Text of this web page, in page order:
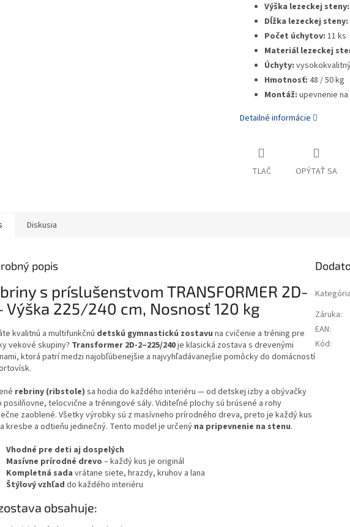
Výška lezeckej steny:
Dĺžka lezeckej steny:
Počet úchytov: 11 ks
Materiál lezeckej
Úchyty:
Hmotnosť: 48 / 50 kg
Montáž: upevnenie
Detailné informácie
TLAČ OPÝTAŤ SA
Diskusia
popis
s príslušenstvom TRANSFORMER 2D-
Výška 225/240 cm, Nosnosť 120 kg
kvalitnú a multifunkčnú detskú gymnastickú zostavu na cvičenie a tréning pre
vekové skupiny? Transformer 2D-2–225/240je klasická zostava s drevenými
ktorá patrí medzi najobľúbenejšie a najvyhľadávanejšie pomôcky do domácností
rebriny (ribstole) sa hodia do každého interiéru — od detskej izby a obývačky
posilňovne, telocvične a tréningové sály. Viditeľné plochy sú brúsené a rohy
zaoblené. Všetky výrobky sú z masívneho prírodného dreva, preto je každý kus
kresbe a odtieňu jedinečný. Tento model je určený na pripevnenie na stenu.
Vhodné pre deti aj dospelých
Masívne prírodné drevo – každý kus je originál
Kompletná sada vrátane siete, hrazdy, kruhov a lana
Štýlový vzhľad do každého interiéru
obsahuje:
Kategória
Záruka:
EAN:
Kód: